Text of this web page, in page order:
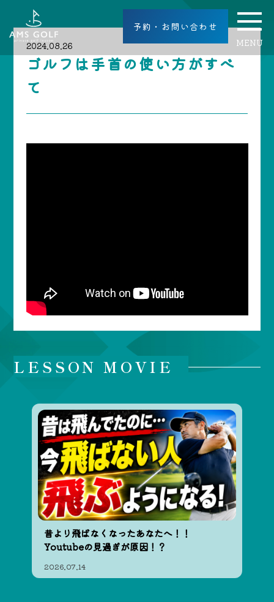
予約・お問い合わせ
MENU
2024.08.26
ゴルフは手首の使い方がすべ
て
LESSON MOVIE
昔より飛ばなくなったあなたへ！！
Youtubeの見過ぎが原因！？
2026.07.14